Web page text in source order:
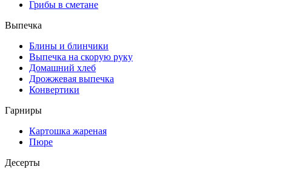
Грибы в сметане
Выпечка
Блины и блинчики
Выпечка на скорую руку
Домашний хлеб
Дрожжевая выпечка
Конвертики
Гарниры
Картошка жареная
Пюре
Десерты